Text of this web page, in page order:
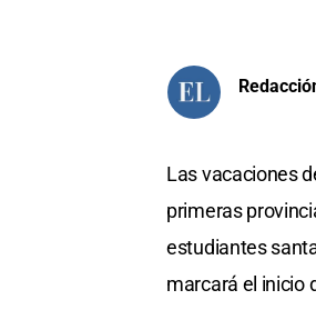
Las vacaciones
primeras
estudiantes
marcará el inicio